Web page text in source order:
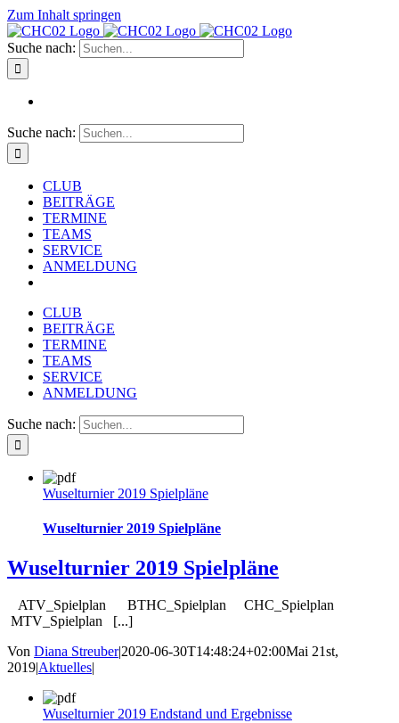
Zum Inhalt springen
Suche nach:
Suche nach:
CLUB
BEITRÄGE
TERMINE
TEAMS
SERVICE
ANMELDUNG
CLUB
BEITRÄGE
TERMINE
TEAMS
SERVICE
ANMELDUNG
Suche nach:
Wuselturnier 2019 Spielpläne
Wuselturnier 2019 Spielpläne
Wuselturnier 2019 Spielpläne
ATV_Spielplan BTHC_Spielplan CHC_Spielplan
MTV_Spielplan [...]
Von Diana Streuber|2020-06-30T14:48:24+02:00Mai 21st,
2019|Aktuelles|
Wuselturnier 2019 Endstand und Ergebnisse